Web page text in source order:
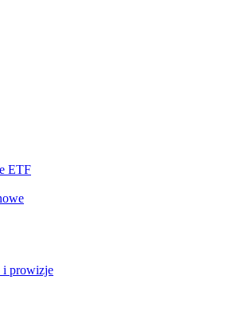
ETF
i prowizje